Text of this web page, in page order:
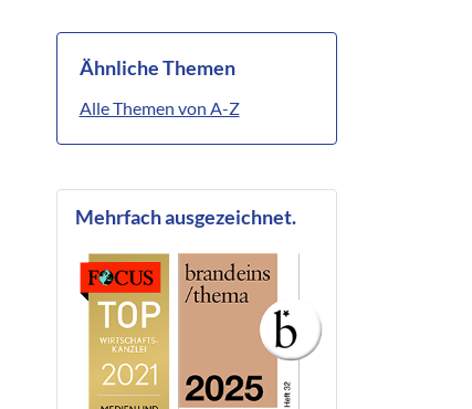
Ähnliche Themen
Alle Themen von A-Z
Mehrfach ausgezeichnet.